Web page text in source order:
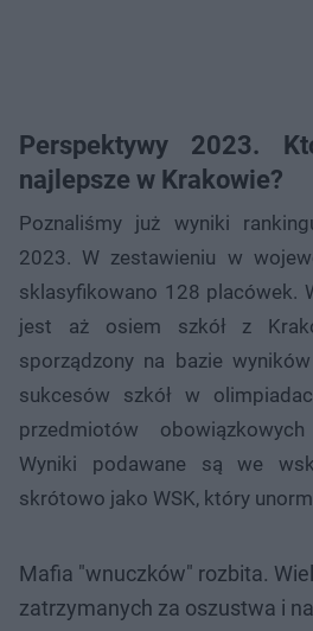
Perspektywy 2023.
najlepsze w Krakowie?
Poznaliśmy już wyniki
2023. W zestawieniu w
sklasyfikowano 128 placówek.
jest aż osiem szkół z
sporządzony na bazie
sukcesów szkół w
przedmiotów
Wyniki podawane są we
skrótowo jako WSK, który
Mafia "wnuczków" rozbita.
zatrzymanych za oszustwa i